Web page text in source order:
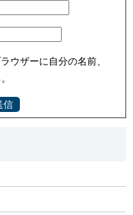
ウザーに自分の名前、